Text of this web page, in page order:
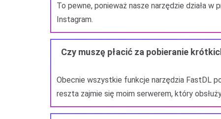
To pewne, ponieważ nasze narzędzie działa
Instagram.
Czy muszę płacić za pobieranie
Obecnie wszystkie funkcje narzędzia FastDL
reszta zajmie się moim serwerem, który